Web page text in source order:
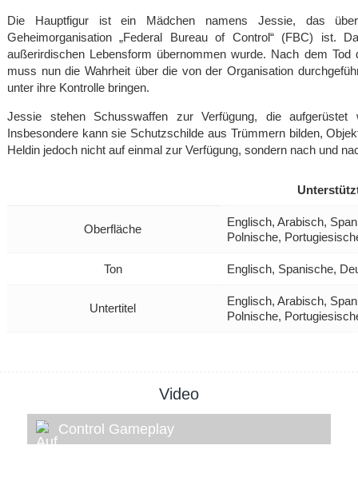
Die Hauptfigur ist ein Mädchen namens Jessie, das
Geheimorganisation „Federal Bureau of Control“ (FBC)
außerirdischen Lebensform übernommen wurde. Nach dem
muss nun die Wahrheit über die von der Organisation
unter ihre Kontrolle bringen.
Jessie stehen Schusswaffen zur Verfügung, die aufgerüstet
Insbesondere kann sie Schutzschilde aus Trümmern bilden,
Heldin jedoch nicht auf einmal zur Verfügung, sondern nach und
Oberfläche
Englisch, Arabisch,
Polnische,
Ton Englisch, Spanische,
Untertitel
Englisch, Arabisch,
Polnische,
Video
Control Gameplay